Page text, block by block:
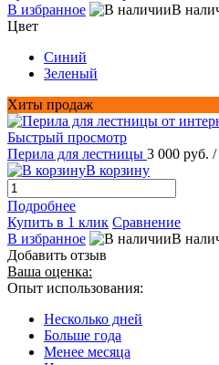
В избранное
В
Цвет
Синий
Зеленый
Хиты продаж
Быстрый просмотр
Перила для лестницы 3 000 руб.
В корзину
Подробнее
Купить в 1 клик Сравнение
В избранное
В
Добавить отзыв
Ваша оценка:
Опыт использования:
Несколько дней
Больше года
Менее месяца